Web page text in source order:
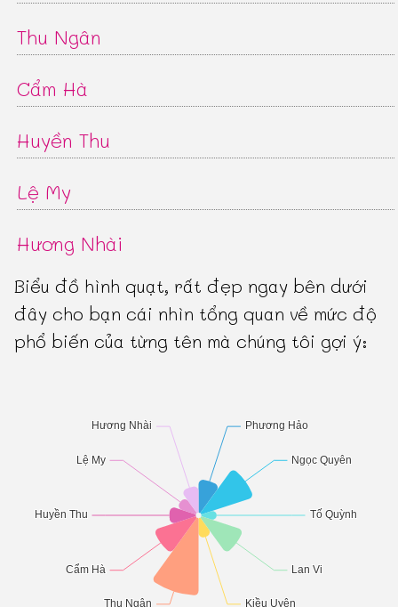
Thu Ngân
Cẩm Hà
Huyền Thu
Lệ My
Hương Nhài
Biểu đồ hình quạt, rất đẹp ngay bên dưới
đây cho bạn cái nhìn tổng quan về mức độ
phổ biến của từng tên mà chúng tôi gợi ý: